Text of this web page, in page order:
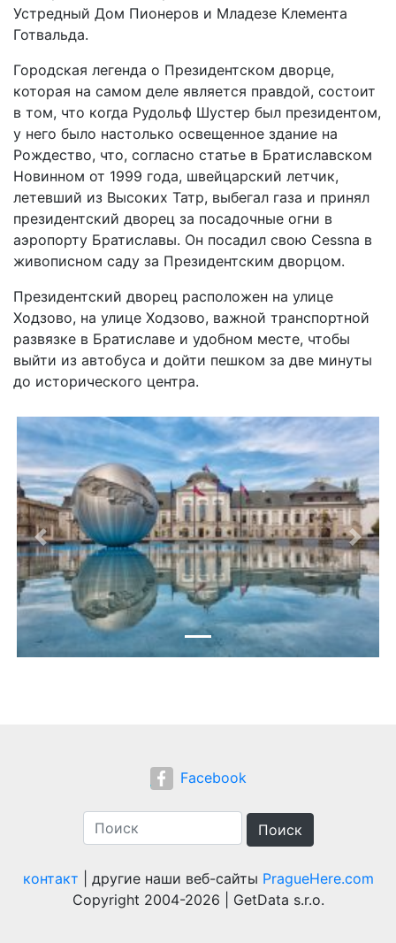
Устредный Дом Пионеров и Младезе Клемента
Готвальда.
Городская легенда о Президентском дворце,
которая на самом деле является правдой, состоит
в том, что когда Рудольф Шустер был президентом,
у него было настолько освещенное здание на
Рождество, что, согласно статье в Братиславском
Новинном от 1999 года, швейцарский летчик,
летевший из Высоких Татр, выбегал газа и принял
президентский дворец за посадочные огни в
аэропорту Братиславы. Он посадил свою Cessna в
живописном саду за Президентским дворцом.
Президентский дворец расположен на улице
Ходзово, на улице Ходзово, важной транспортной
развязке в Братиславе и удобном месте, чтобы
выйти из автобуса и дойти пешком за две минуты
до исторического центра.
Previous Next
Facebook
Поиск
контакт | другие наши веб-сайты PragueHere.com
Copyright 2004-2026 | GetData s.r.o.